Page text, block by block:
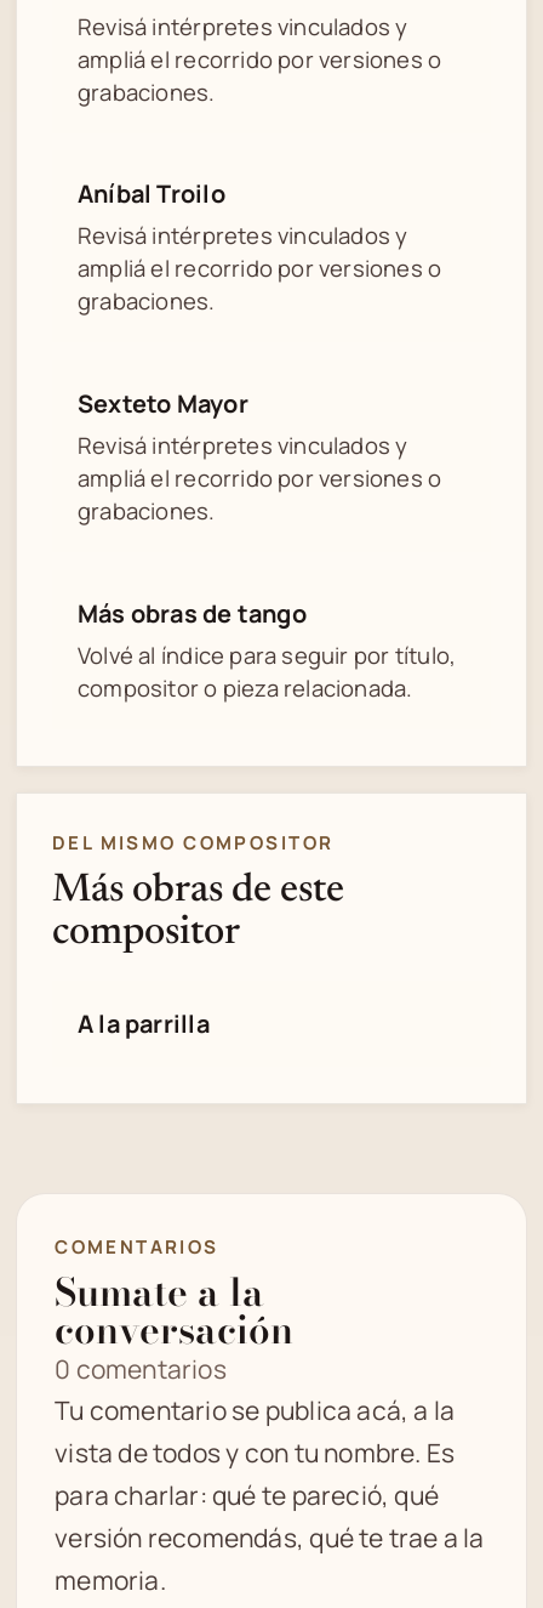
Revisá intérpretes vinculados y
ampliá el recorrido por versiones o
grabaciones.
Aníbal Troilo
Revisá intérpretes vinculados y
ampliá el recorrido por versiones o
grabaciones.
Sexteto Mayor
Revisá intérpretes vinculados y
ampliá el recorrido por versiones o
grabaciones.
Más obras de tango
Volvé al índice para seguir por título,
compositor o pieza relacionada.
DEL MISMO COMPOSITOR
Más obras de este
compositor
A la parrilla
COMENTARIOS
Sumate a la
conversación
0 comentarios
Tu comentario se publica acá, a la
vista de todos y con tu nombre. Es
para charlar: qué te pareció, qué
versión recomendás, qué te trae a la
memoria.